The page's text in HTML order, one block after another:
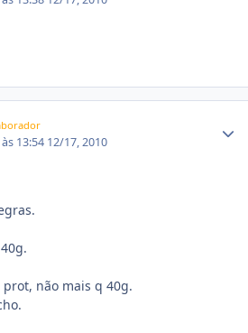
13:54 12/17, 2010
não mais q 40g.